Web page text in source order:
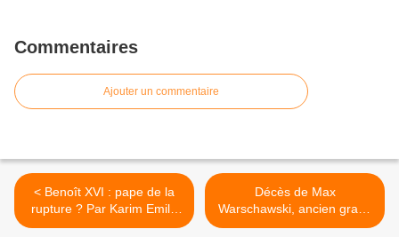
Commentaires
Ajouter un commentaire
< Benoît XVI : pape de la
rupture ? Par Karim Emile
Bitar.
Décès de Max
Warschawski, ancien grand
rabbin de Strasbourg et du